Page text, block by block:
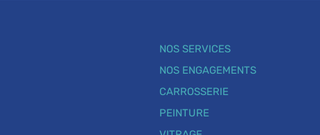
NOS SERVICES
NOS ENGAGEMENTS
CARROSSERIE
PEINTURE